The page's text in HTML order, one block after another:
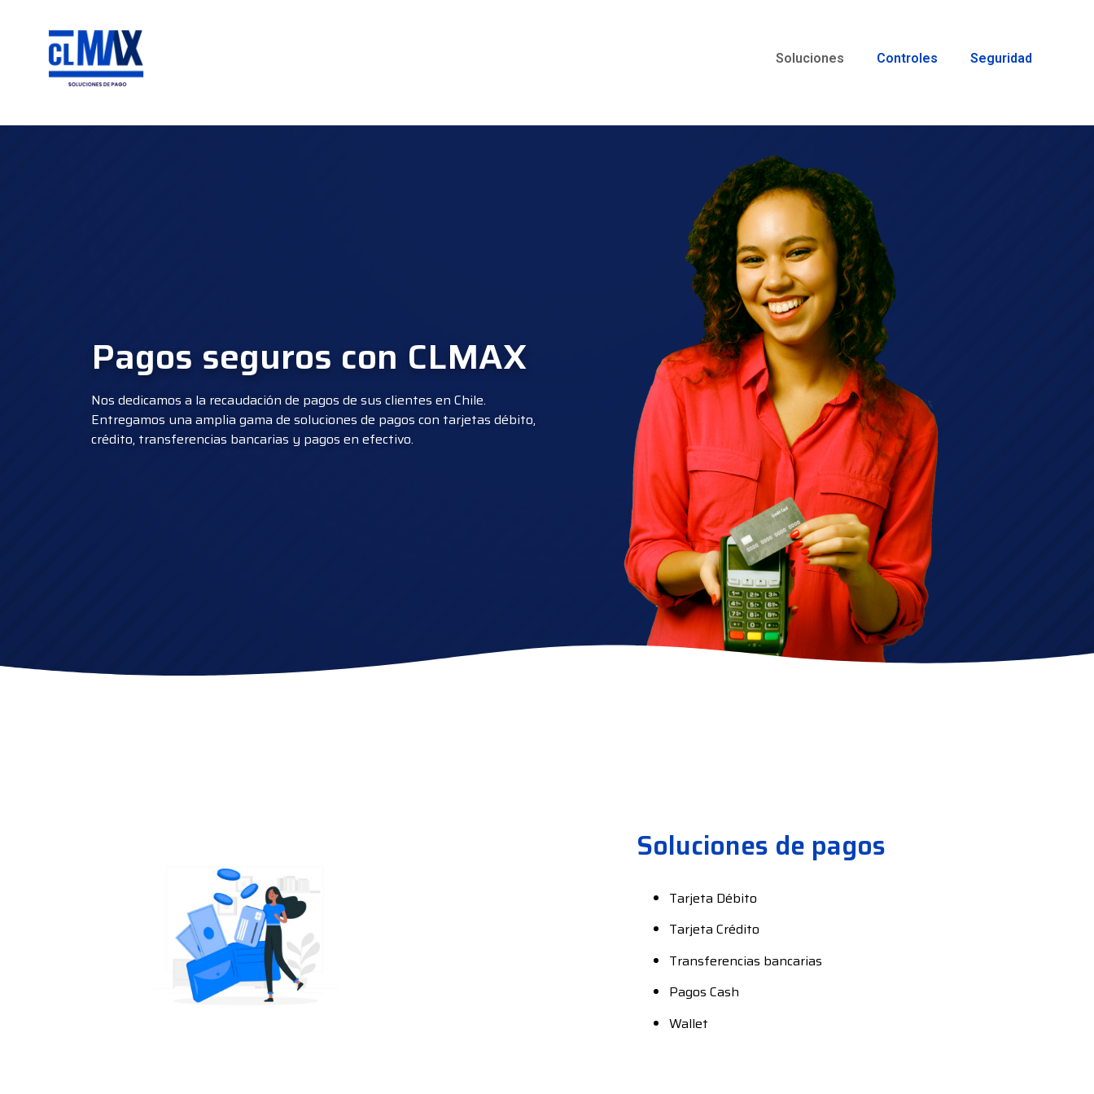
Soluciones Controles Seguridad
Pagos seguros con CLMAX
Nos dedicamos a la recaudación de pagos de sus clientes en Chile.
Entregamos una amplia gama de soluciones de pagos con tarjetas débito,
crédito, transferencias bancarias y pagos en efectivo.
Soluciones de pagos
Tarjeta Débito
Tarjeta Crédito
Transferencias bancarias
Pagos Cash
Wallet